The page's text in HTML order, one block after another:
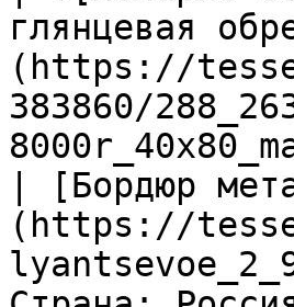
глянцевая
(https://
383860/
| [Бордюр
(https://